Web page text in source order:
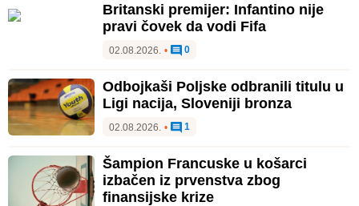
Britanski premijer: Infantino nije
pravi čovek da vodi Fifa
02.08.2026. • 0
Odbojkaši Poljske odbranili titulu u
Ligi nacija, Sloveniji bronza
02.08.2026. • 1
Šampion Francuske u košarci
izbačen iz prvenstva zbog
finansijske krize